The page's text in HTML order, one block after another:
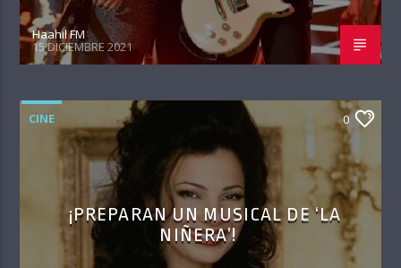
Haahil FM
15 DICIEMBRE 2021
CINE 0
¡PREPARAN UN MUSICAL DE ‘LA
NIÑERA’!